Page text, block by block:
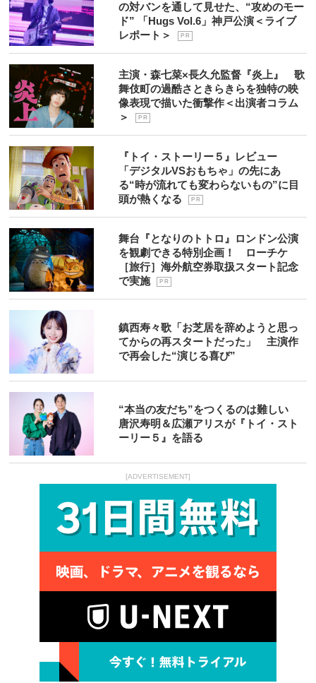
の対バンを通して見せた、“攻めのモー
ド” 「Hugs Vol.6」神戸公演＜ライブ
レポート＞
P R
主演・森七菜×長久允監督『炎上』 歌
舞伎町の過酷さときらきらを独特の映
像表現で描いた衝撃作＜出演者コラム
＞
P R
『トイ・ストーリー５』レビュー
「デジタルVSおもちゃ」の先にあ
る“時が流れても変わらないもの”に目
頭が熱くなる
P R
舞台『となりのトトロ』ロンドン公演
を観劇できる特別企画！ ローチケ
［旅行］海外航空券取扱スタート記念
で実施
P R
鎮西寿々歌「お芝居を辞めようと思っ
てからの再スタートだった」 主演作
で再会した“演じる喜び”
“本当の友だち”をつくるのは難しい
唐沢寿明＆広瀬アリスが『トイ・スト
ーリー５』を語る
[ADVERTISEMENT]